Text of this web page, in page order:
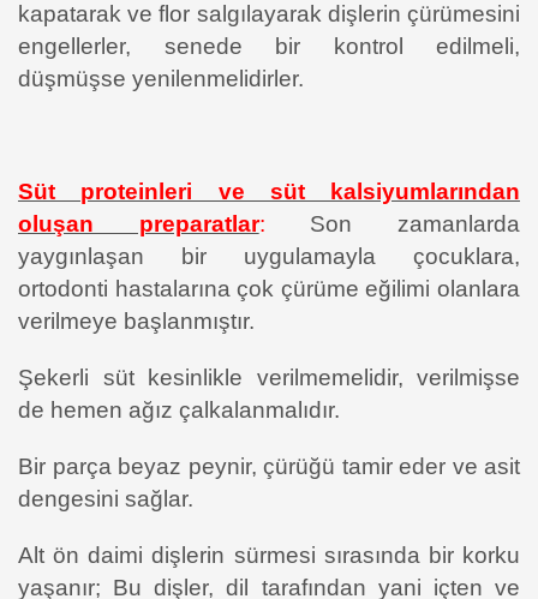
kapatarak ve flor salgılayarak dişlerin çürümesini
engellerler, senede bir kontrol edilmeli,
düşmüşse yenilenmelidirler.
Süt proteinleri ve süt kalsiyumlarından
oluşan preparatlar: Son zamanlarda
yaygınlaşan bir uygulamayla çocuklara,
ortodonti hastalarına çok çürüme eğilimi olanlara
verilmeye başlanmıştır.
Şekerli süt kesinlikle verilmemelidir, verilmişse
de hemen ağız çalkalanmalıdır.
Bir parça beyaz peynir, çürüğü tamir eder ve asit
dengesini sağlar.
Alt ön daimi dişlerin sürmesi sırasında bir korku
yaşanır; Bu dişler, dil tarafından yani içten ve